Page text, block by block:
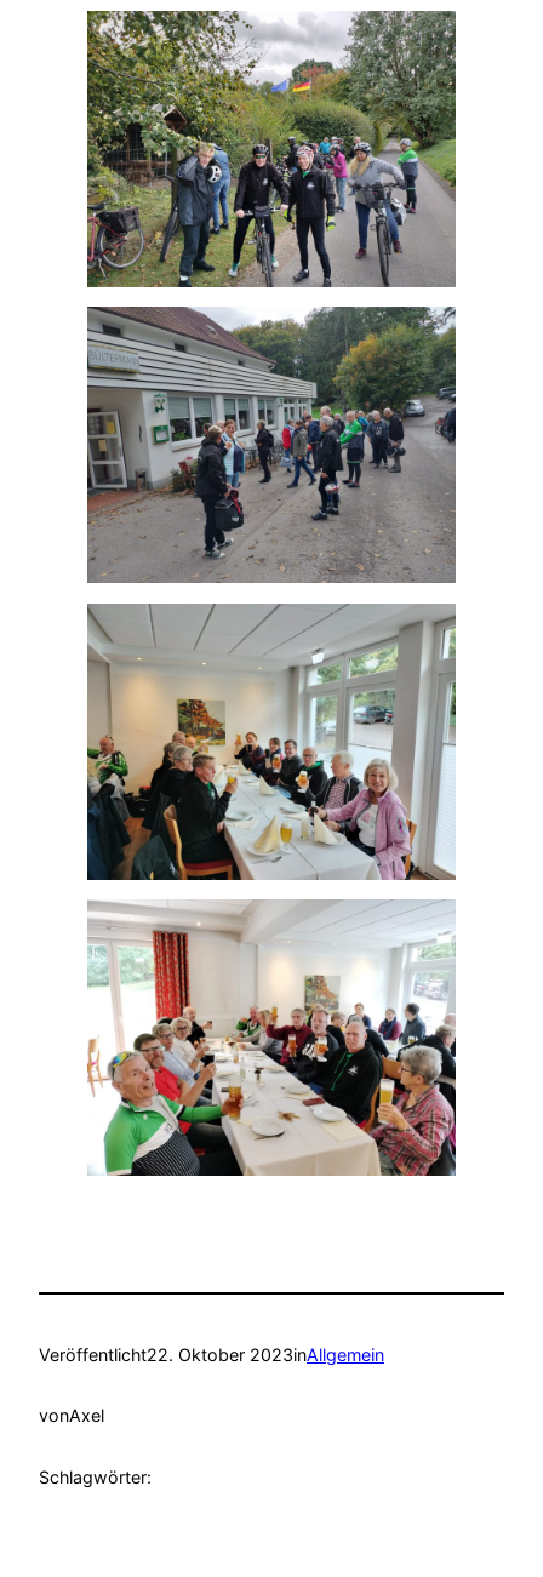
Veröffentlicht22. Oktober 2023inAllgemein
vonAxel
Schlagwörter: